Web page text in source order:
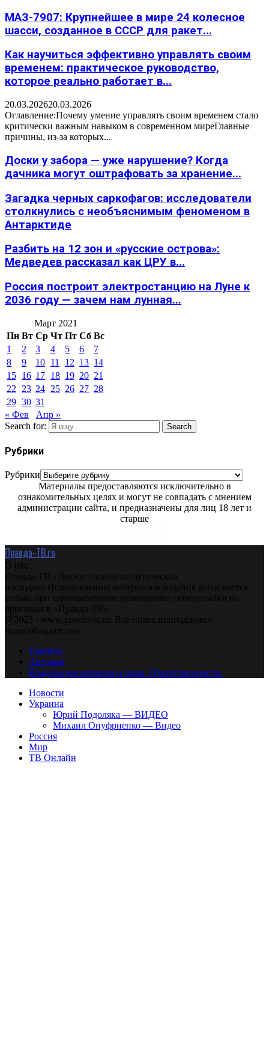
МАЗ-7907: Крупнейшее в мире 24 колесное
шасси, созданное в СССР для ракет...
Как научиться эффективно управлять своим
временем: практическое руководство,
которое реально работает в...
20.03.202620.03.2026
Оглавление:Почему умение управлять своим временем стало
критически важным навыком в современном миреГлавные
причины, из-за которых...
Доски у забора — уже нарушение? Когда
дачника могут оштрафовать за хранение...
Загадка черных саркофагов: исследователи
столкнулись с необъяснимым феноменом в
Антарктиде
Разбить на 12 зон и «русские острова»:
Медведев рассказал как ЦРУ в...
Россия построит электростанцию на Луне к
2036 году — зачем нам лунная...
Март 2021
Пн Вт Ср Чт Пт Сб Вс
1
2 3 4 5 6
7
8
9 10 11 12 13 14
15 16 17 18 19 20 21
22
23 24 25 26 27 28
29 30 31
« Фев
Апр »
Search for:
Search
Рубрики
Рубрики
Материалы предоставляются исключительно в
ознакомительных целях и могут не совпадать с мнением
администрации сайта, и предназначены для лиц 18 лет и
старше
Правда-ТВ.ru
О нас
Правда-ТВ - Дискуссионно политическая
площадка.Использование материалов издания допускается
только при одновременном размещении гиперссылки на
оригинал в «Правда-ТВ»
@2023 - www.pravda-tv.ru. Все права принадлежат
правообладателям.
Главная
Авторам
Владельцам авторских прав. Ответственности.
Новости
Украина
Юрий Подоляка — ВИДЕО
Михаил Онуфриенко — Видео
Россия
Мир
ТВ Онлайн